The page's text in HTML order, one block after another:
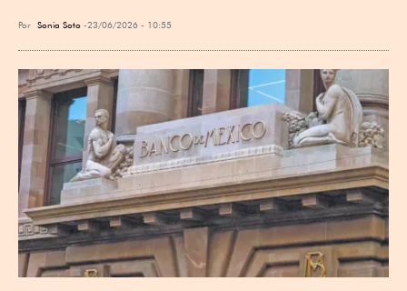
Por Sonia Soto 23/06/2026 - 10:55